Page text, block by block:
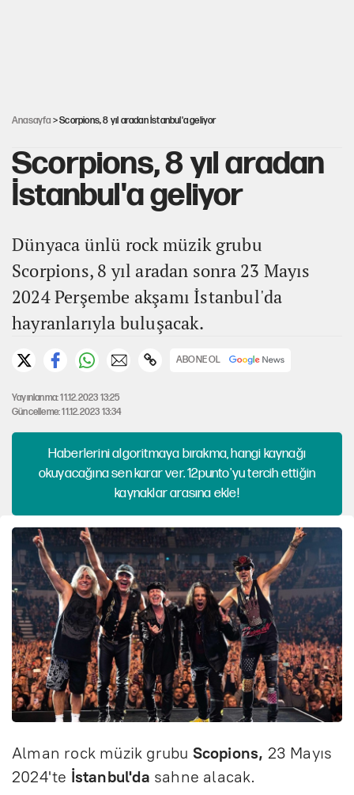
Anasayfa > Scorpions, 8 yıl aradan İstanbul'a geliyor
Scorpions, 8 yıl aradan
İstanbul'a geliyor
Dünyaca ünlü rock müzik grubu
Scorpions, 8 yıl aradan sonra 23 Mayıs
2024 Perşembe akşamı İstanbul'da
hayranlarıyla buluşacak.
ABONE OL
Yayınlanma: 11.12.2023 13:25
Güncelleme: 11.12.2023 13:34
Haberlerini algoritmaya bırakma, hangi kaynağı
okuyacağına sen karar ver. 12punto'yu tercih ettiğin
kaynaklar arasına ekle!
Alman rock müzik grubu Scopions, 23 Mayıs
2024'te İstanbul'da sahne alacak.